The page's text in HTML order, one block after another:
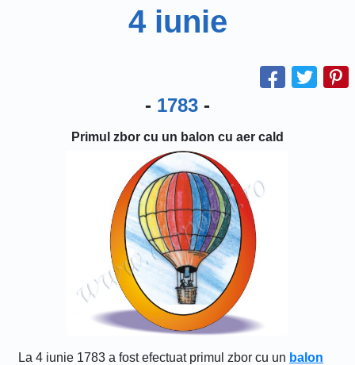
4 iunie
- 1783 -
Primul zbor cu un balon cu aer cald
La 4 iunie 1783 a fost efectuat primul zbor cu un balon